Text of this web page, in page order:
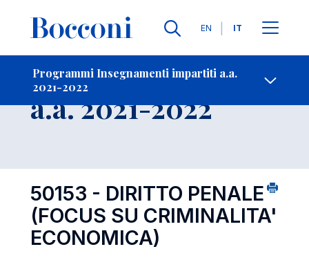
Lingue
EN IT
Programmi Insegnamenti impartiti a.a.
2021-2022
-
Insegnamento
a.a. 2021-2022
50153 - DIRITTO PENALE
(FOCUS SU CRIMINALITA'
ECONOMICA)